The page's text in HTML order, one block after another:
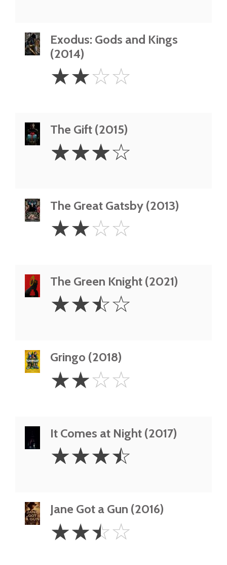
Exodus: Gods and Kings
(2014)
Stars
☆☆☆☆
The Gift (2015)
Stars
☆☆☆☆
The Great Gatsby (2013)
Stars
☆☆☆☆
The Green Knight (2021)
2.5
Stars
☆☆☆☆
Gringo (2018)
Stars
☆☆☆☆
It Comes at Night (2017)
3.5
Stars
☆☆☆☆
Jane Got a Gun (2016)
2.5
Stars
☆☆☆☆